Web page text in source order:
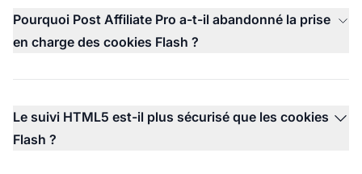
Pourquoi Post Affiliate Pro a-t-il abandonné la prise
en charge des cookies Flash ?
Le suivi HTML5 est-il plus sécurisé que les cookies
Flash ?